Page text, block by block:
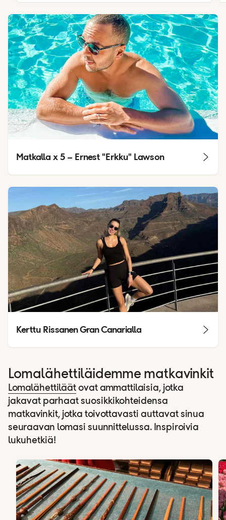
Matkalla x 5 – Ernest "Erkku" Lawson
Kerttu Rissanen Gran Canarialla
Lomalähettiläidemme matkavinkit
Lomalähettiläät ovat ammattilaisia, jotka
jakavat parhaat suosikkikohteidensa
matkavinkit, jotka toivottavasti auttavat sinua
seuraavan lomasi suunnittelussa. Inspiroivia
lukuhetkiä!